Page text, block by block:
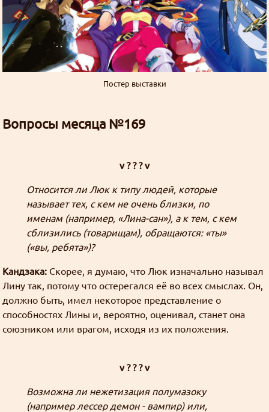
Постер выставки
Вопросы месяца №169
v ? ? ? v
Относится ли Люк к типу людей, которые
называет тех, с кем не очень близки, по
именам (например, «Лина-сан»), а к тем, с кем
сблизились (товарищам), обращаются: «ты»
(«вы, ребята»)?
Кандзака: Скорее, я думаю, что Люк изначально называл
Лину так, потому что остерегался её во всех смыслах. Он,
должно быть, имел некоторое представление о
способностях Лины и, вероятно, оценивал, станет она
союзником или врагом, исходя из их положения.
v ? ? ? v
Возможна ли нежетизация полумазоку
(например лессер демон - вампир) или,